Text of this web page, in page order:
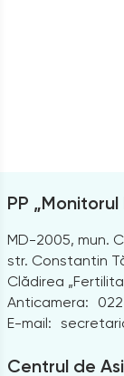
PP „Monitorul
MD-2005, mun.
str. Constantin
Clădirea
Anticamera:
E-mail:
Centrul de